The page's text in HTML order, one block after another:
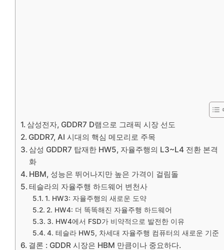
삼성전자, GDDR7 D램으로 그래픽 시장 선도
GDDR7, AI 시대의 핵심 메모리로 주목
삼성 GDDR7 탑재한 HW5, 자율주행의 L3~L4 전환 본격
화
HBM, 성능은 뛰어나지만 높은 가격이 걸림돌
테슬라의 자율주행 하드웨어 변천사
1. HW3: 자율주행의 새로운 도약
2. HW4: 더 똑똑해진 자율주행 하드웨어
3. HW4에서 FSD가 비약적으로 발전한 이유
4. 테슬라 HW5, 차세대 자율주행 컴퓨터의 새로운 기준
결론 : GDDR 시장은 HBM 만큼이나 중요하다.